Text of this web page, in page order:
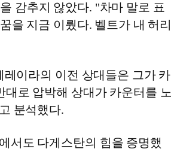
감추지 않았다. "차마 말로 표
을 지금 이뤘다. 벨트가 내 허리
이라의 이전 상대들은 그가 카
로 압박해 상대가 카운터를 노
분석했다.
서도 다게스탄의 힘을 증명했